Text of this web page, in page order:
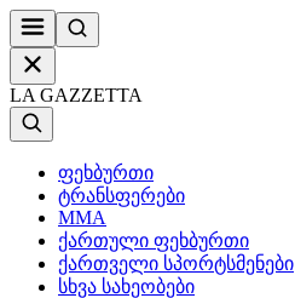
LA GAZZETTA
ფეხბურთი
ტრანსფერები
MMA
ქართული ფეხბურთი
ქართველი სპორტსმენები
სხვა სახეობები